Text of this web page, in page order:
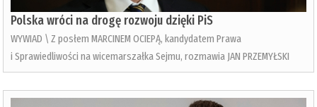
Polska wróci na drogę rozwoju dzięki PiS
WYWIAD \ Z posłem MARCINEM OCIEPĄ, kandydatem Prawa
i Sprawiedliwości na wicemarszałka Sejmu, rozmawia JAN PRZEMYŁSKI